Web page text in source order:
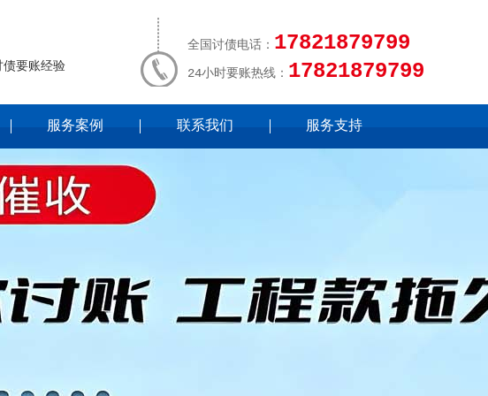
债要账经验
全国讨债电话： 17821879799
24小时要账热线： 17821879799
服务案例 联系我们 服务支持